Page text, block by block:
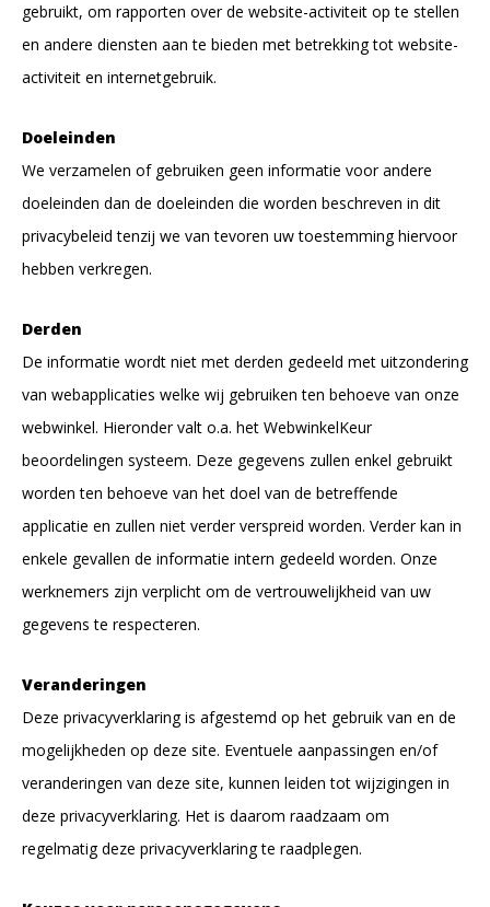
gebruikt, om rapporten over de website-activiteit op te stellen
en andere diensten aan te bieden met betrekking tot website-
activiteit en internetgebruik.
Doeleinden
We verzamelen of gebruiken geen informatie voor andere
doeleinden dan de doeleinden die worden beschreven in dit
privacybeleid tenzij we van tevoren uw toestemming hiervoor
hebben verkregen.
Derden
De informatie wordt niet met derden gedeeld met uitzondering
van webapplicaties welke wij gebruiken ten behoeve van onze
webwinkel. Hieronder valt o.a. het WebwinkelKeur
beoordelingen systeem. Deze gegevens zullen enkel gebruikt
worden ten behoeve van het doel van de betreffende
applicatie en zullen niet verder verspreid worden. Verder kan in
enkele gevallen de informatie intern gedeeld worden. Onze
werknemers zijn verplicht om de vertrouwelijkheid van uw
gegevens te respecteren.
Veranderingen
Deze privacyverklaring is afgestemd op het gebruik van en de
mogelijkheden op deze site. Eventuele aanpassingen en/of
veranderingen van deze site, kunnen leiden tot wijzigingen in
deze privacyverklaring. Het is daarom raadzaam om
regelmatig deze privacyverklaring te raadplegen.